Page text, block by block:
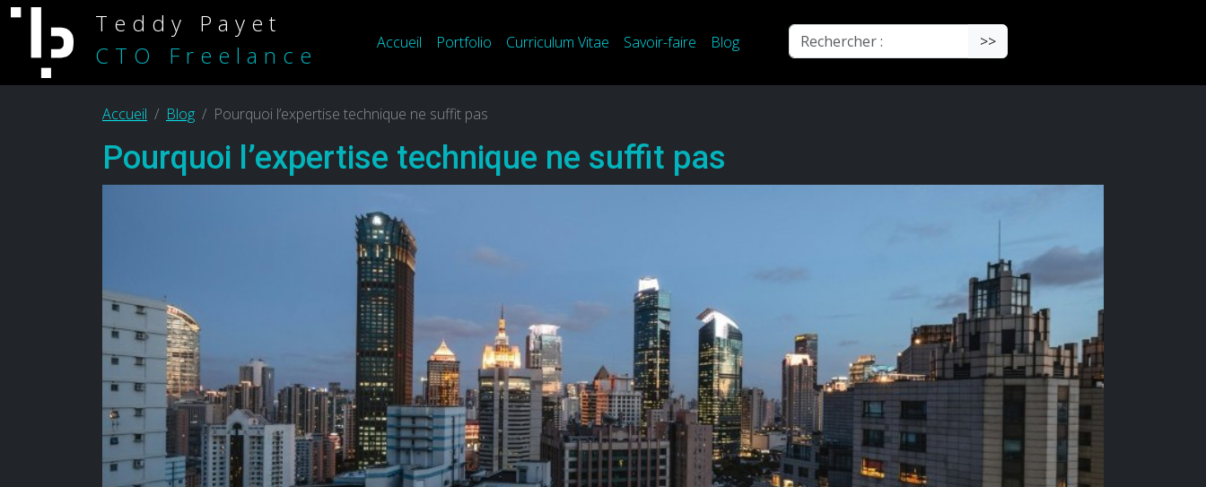
Teddy Payet
CTO Freelance
Accueil Portfolio Curriculum Vitae Savoir-faire Blog Rechercher : >>
Accueil Blog Pourquoi l’expertise technique ne suffit pas
Pourquoi l’expertise technique ne suffit pas